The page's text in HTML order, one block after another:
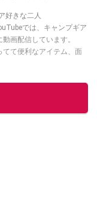
好きな二人
では、キャンプギア
画配信しています。
てて便利なアイテム、面